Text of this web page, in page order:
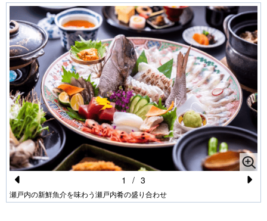
Pr
瀬戸内の新鮮魚介を味わう瀬戸内肴の盛り合わせ
1 / 3